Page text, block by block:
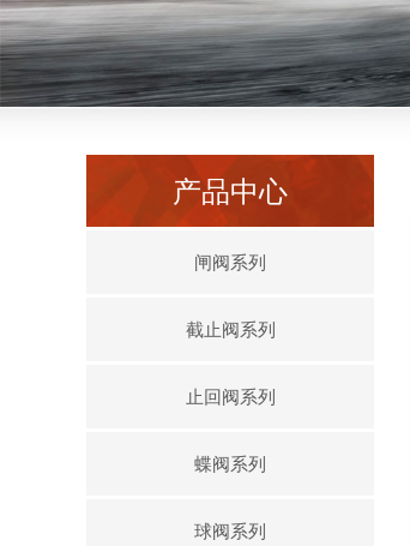
产品中心
闸阀系列
截止阀系列
止回阀系列
蝶阀系列
球阀系列